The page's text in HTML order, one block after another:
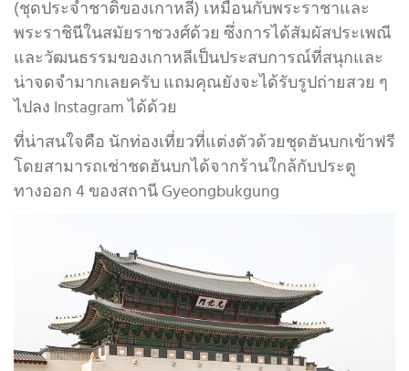
(ชุดประจำชาติของเกาหลี) เหมือนกับพระราชาและ
พระราชินีในสมัยราชวงศ์ด้วย ซึ่งการได้สัมผัสประเพณี
และวัฒนธรรมของเกาหลีเป็นประสบการณ์ที่สนุกและ
น่าจดจำมากเลยครับ แถมคุณยังจะได้รับรูปถ่ายสวย ๆ
ไปลง Instagram ได้ด้วย
ที่น่าสนใจคือ นักท่องเที่ยวที่แต่งตัวด้วยชุดฮันบกเข้าฟรี
โดยสามารถเช่าชดฮันบกได้จากร้านใกล้กับประตู
ทางออก 4 ของสถานี Gyeongbukgung